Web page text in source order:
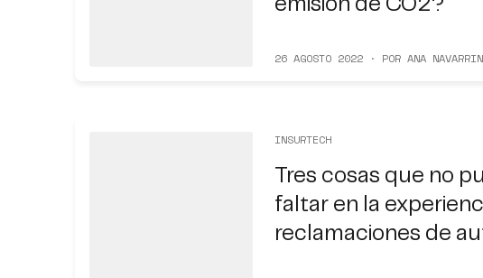
emisión de CO2?
26 AGOSTO 2022 · POR ANA
INSURTECH
Tres cosas que no
faltar en la
reclamaciones de